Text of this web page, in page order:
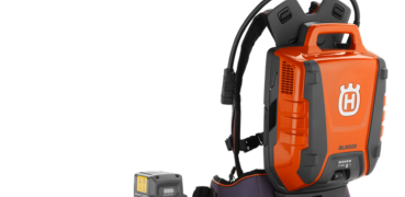
112,00 €.